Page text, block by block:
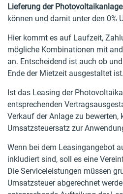
Lieferung der
können und damit unter den 0%
Hier kommt es auf Laufzeit,
mögliche Kombinationen mit
an. Entscheidend ist auch ob
Ende der Mietzeit ausgestaltet ist.
Ist das Leasing der
entsprechenden
Verkauf der Anlage zu bewerten,
Umsatzsteuersatz zur
Wenn bei dem Leasingangebot
inkludiert sind, soll es eine
Die Serviceleistungen müssen
Umsatzsteuer abgerechnet